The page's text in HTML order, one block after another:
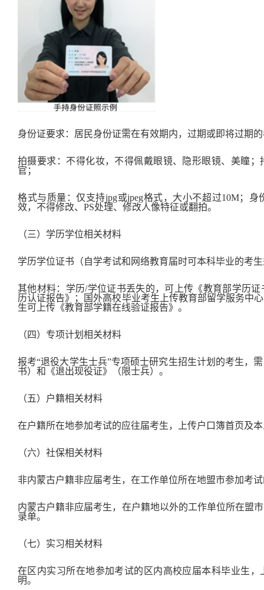
身份证要求：居民身份证需在有效期内，过期或即将过期
拍摄要求：不得化妆，不得佩戴眼镜、隐形眼镜、美瞳
官；
格式与质量：仅支持jpg或jpeg格式，大小不超过10M；
效，不得修改、PS处理、修改人像特征或翻拍。
（三）学历学位相关材料
学历学位证书（自学考试和网络教育届时可本科毕业的考
其他材料：学历/学位证书丢失的，可上传《教育部学历
历认证报告》；国外高校毕业考生上传教育部留学服务中
生可上传《教育部学籍在线验证报告》。
（四）专项计划相关材料
报考“退役大学生士兵”专项硕士研究生招生计划的考生，
书）和《退出现役证》（限士兵）。
（五）户籍相关材料
在户籍所在地参加考试的应往届考生，上传户口簿首页及
（六）社保相关材料
非内蒙古户籍非应届考生，在工作单位所在地盟市参加考
内蒙古户籍非应届考生，在户籍地以外的工作单位所在盟
录单。
（七）实习相关材料
在区内实习所在地参加考试的区内高校应届本科毕业生
明。